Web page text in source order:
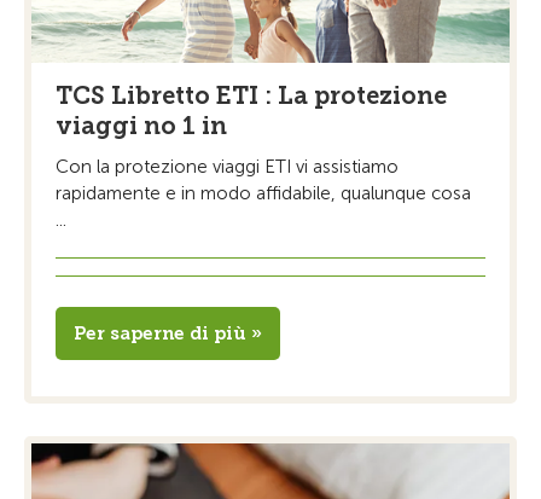
TCS Libretto ETI : La protezione
viaggi no 1 in
Con la protezione viaggi ETI vi assistiamo
rapidamente e in modo affidabile, qualunque cosa
...
Per saperne di più »